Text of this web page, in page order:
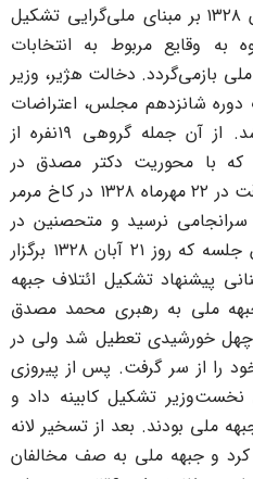
جبهه ملی ایران در روز ۲۱ آبان ۱۳۲۸ بر مبنای ملی‌گرایی تشکیل
وقایع مربوط به انتخابات
دخالت هژیر، وزیر
دوره شانزدهم مجلس، اعتراضات
بسیاری را در جامعه موجب شد. از آن جمله گروهی ۱۹نفره از
با محوریت دکتر مصدق در
اعتراض به دخالت‌های دولت وقت در ۲۲ مهرماه ۱۳۲۸ در کاخ مرمر
نرسید و متحصنین در
منزل مصدق جمع شدند. در این جلسه که روز ۲۱ آبان ۱۳۲۸ برگزار
تشکیل ائتلاف جبهه
ملی به رهبری محمد مصدق
خورشیدی تعطیل شد ولی در
را از سر گرفت. پس از پیروزی
تشکیل کابینه داد و
ملی بودند. بعد از تسخیر لانه
و جبهه ملی به صف مخالفان